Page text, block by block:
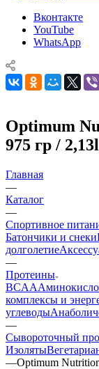
Вконтакте
YouTube
WhatsApp
Optimum
975 гр /
Главная
—
Каталог
—
Спортивное
Батончики и снеки
долголетие
—
Протеины
BCAA
комплексы и
углеводы
—
Сывороточный
Изоляты
—Optimum